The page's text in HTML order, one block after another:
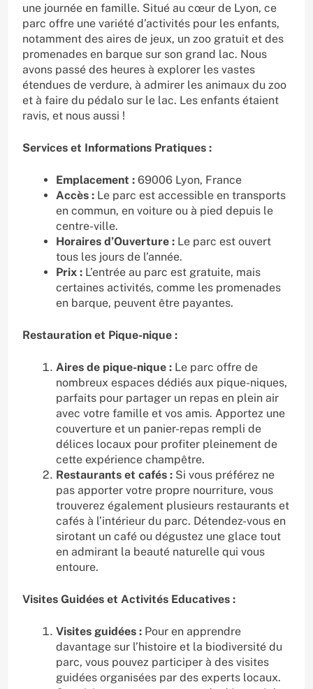
une journée en famille. Situé au cœur de Lyon, ce
parc offre une variété d’activités pour les enfants,
notamment des aires de jeux, un zoo gratuit et des
promenades en barque sur son grand lac. Nous
avons passé des heures à explorer les vastes
étendues de verdure, à admirer les animaux du zoo
et à faire du pédalo sur le lac. Les enfants étaient
ravis, et nous aussi !
Services et Informations Pratiques :
Emplacement : 69006 Lyon, France
Accès : Le parc est accessible en transports
en commun, en voiture ou à pied depuis le
centre-ville.
Horaires d’Ouverture : Le parc est ouvert
tous les jours de l’année.
Prix : L’entrée au parc est gratuite, mais
certaines activités, comme les promenades
en barque, peuvent être payantes.
Restauration et Pique-nique :
Aires de pique-nique : Le parc offre de
nombreux espaces dédiés aux pique-niques,
parfaits pour partager un repas en plein air
avec votre famille et vos amis. Apportez une
couverture et un panier-repas rempli de
délices locaux pour profiter pleinement de
cette expérience champêtre.
Restaurants et cafés : Si vous préférez ne
pas apporter votre propre nourriture, vous
trouverez également plusieurs restaurants et
cafés à l’intérieur du parc. Détendez-vous en
sirotant un café ou dégustez une glace tout
en admirant la beauté naturelle qui vous
entoure.
Visites Guidées et Activités Educatives :
Visites guidées : Pour en apprendre
davantage sur l’histoire et la biodiversité du
parc, vous pouvez participer à des visites
guidées organisées par des experts locaux.